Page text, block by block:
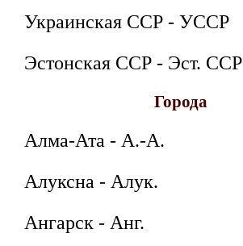
Украинская ССР - УССР
Эстонская ССР - Эст. ССР
Города
Алма-Ата - А.-А.
Алуксна - Алук.
Ангарск - Анг.